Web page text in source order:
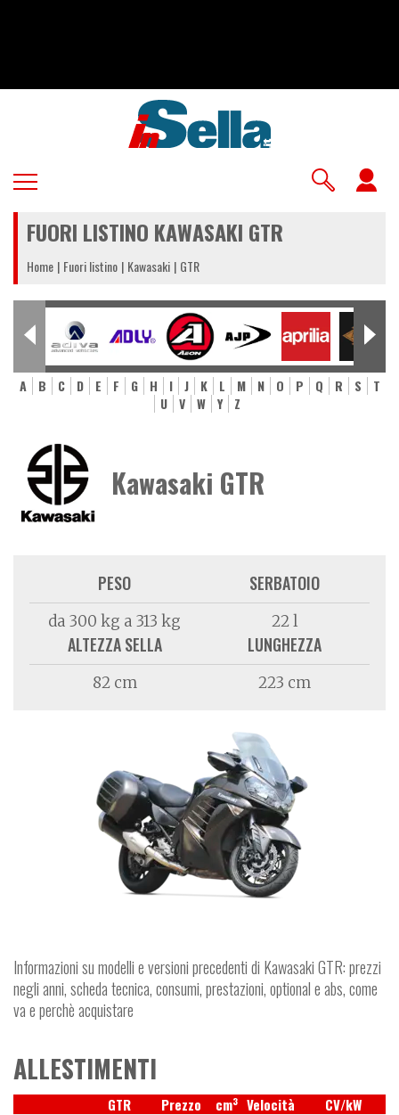
FUORI LISTINO KAWASAKI GTR
Home Fuori listino Kawasaki GTR
A B C D E F G H I J K L M N O P Q R S
T
U
V W Y Z
Kawasaki GTR
PESO
da 300 kg a 313 kg
SERBATOIO
22 l
ALTEZZA SELLA
82 cm
LUNGHEZZA
223 cm
Informazioni su modelli e versioni precedenti di Kawasaki GTR: prezzi
negli anni, scheda tecnica, consumi, prestazioni, optional e abs, come
va e perchè acquistare
ALLESTIMENTI
GTR Prezzo cm3 Velocità CV/kW